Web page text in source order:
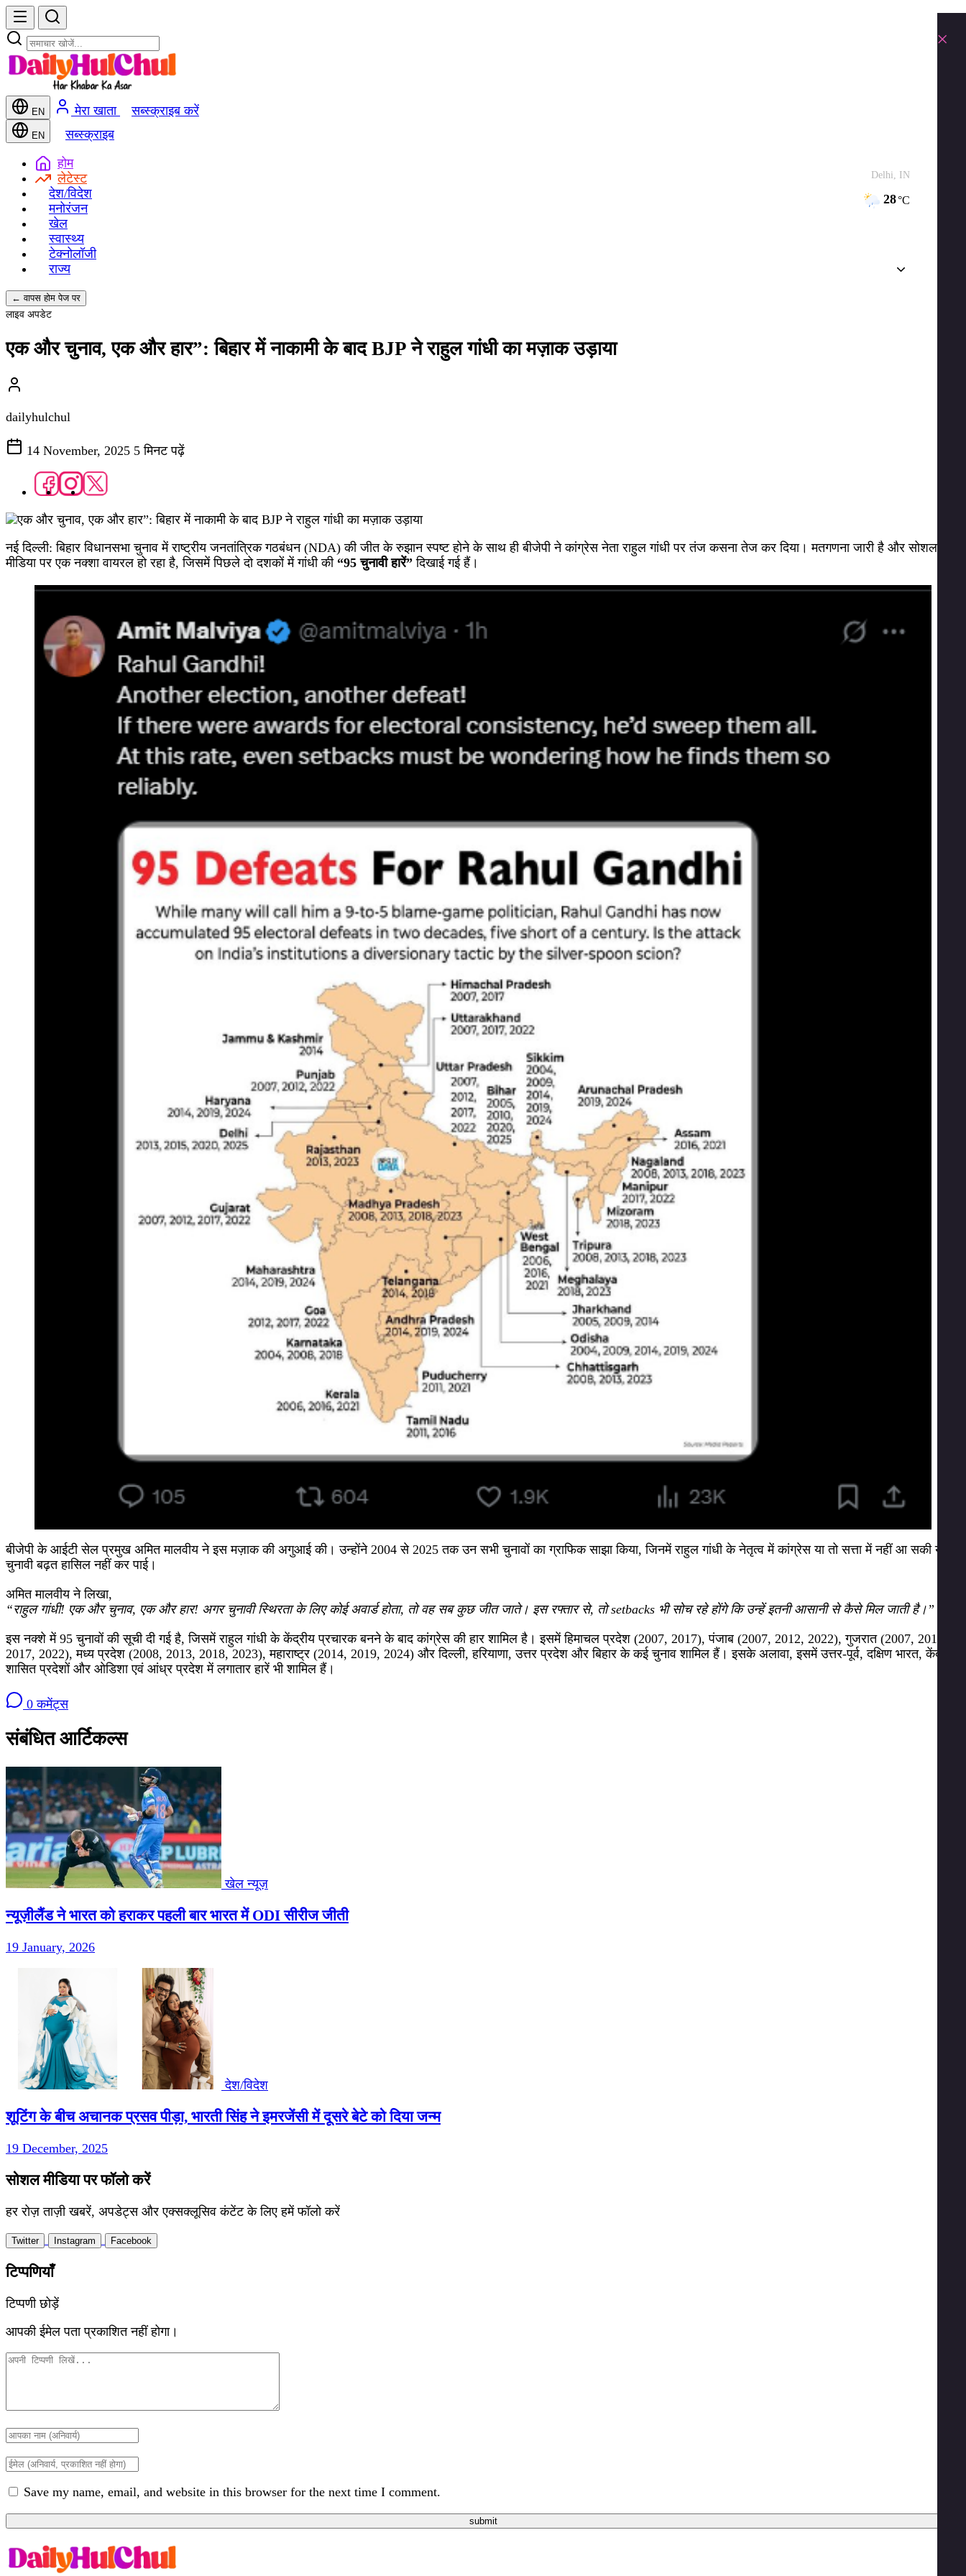
EN मेरा खाता सब्स्क्राइब करें
EN सब्स्क्राइब
Delhi, IN
28°C
होम
लेटेस्ट
देश/विदेश
मनोरंजन
खेल
स्वास्थ्य
टेक्नोलॉजी
राज्य
← वापस होम पेज पर
लाइव अपडेट
एक और चुनाव, एक और हार”: बिहार में नाकामी के बाद BJP ने राहुल गांधी का मज़ाक उड़ाया
dailyhulchul
14 November, 2025 5 मिनट पढ़ें
नई दिल्ली: बिहार विधानसभा चुनाव में राष्ट्रीय जनतांत्रिक गठबंधन (NDA) की जीत के रुझान स्पष्ट होने के साथ ही बीजेपी ने कांग्रेस नेता राहुल गांधी पर तंज कसना तेज कर दिया। मतगणना जारी है और सोशल
मीडिया पर एक नक्शा वायरल हो रहा है, जिसमें पिछले दो दशकों में गांधी की “95 चुनावी हारें” दिखाई गई हैं।
बीजेपी के आईटी सेल प्रमुख अमित मालवीय ने इस मज़ाक की अगुआई की। उन्होंने 2004 से 2025 तक उन सभी चुनावों का ग्राफिक साझा किया, जिनमें राहुल गांधी के नेतृत्व में कांग्रेस या तो सत्ता में नहीं आ सकी या
चुनावी बढ़त हासिल नहीं कर पाई।
अमित मालवीय ने लिखा,
“राहुल गांधी! एक और चुनाव, एक और हार! अगर चुनावी स्थिरता के लिए कोई अवार्ड होता, तो वह सब कुछ जीत जाते। इस रफ्तार से, तो setbacks भी सोच रहे होंगे कि उन्हें इतनी आसानी से कैसे मिल जाती है।”
इस नक्शे में 95 चुनावों की सूची दी गई है, जिसमें राहुल गांधी के केंद्रीय प्रचारक बनने के बाद कांग्रेस की हार शामिल है। इसमें हिमाचल प्रदेश (2007, 2017), पंजाब (2007, 2012, 2022), गुजरात (2007, 2012,
2017, 2022), मध्य प्रदेश (2008, 2013, 2018, 2023), महाराष्ट्र (2014, 2019, 2024) और दिल्ली, हरियाणा, उत्तर प्रदेश और बिहार के कई चुनाव शामिल हैं। इसके अलावा, इसमें उत्तर-पूर्व, दक्षिण भारत, केंद्र
शासित प्रदेशों और ओडिशा एवं आंध्र प्रदेश में लगातार हारें भी शामिल हैं।
0 कमेंट्स
संबंधित आर्टिकल्स
खेल न्यूज़
न्यूज़ीलैंड ने भारत को हराकर पहली बार भारत में ODI सीरीज जीती
19 January, 2026
देश/विदेश
शूटिंग के बीच अचानक प्रसव पीड़ा, भारती सिंह ने इमरजेंसी में दूसरे बेटे को दिया जन्म
19 December, 2025
सोशल मीडिया पर फॉलो करें
हर रोज़ ताज़ी खबरें, अपडेट्स और एक्सक्लूसिव कंटेंट के लिए हमें फॉलो करें
Twitter Instagram Facebook
टिप्पणियाँ
टिप्पणी छोड़ें
आपकी ईमेल पता प्रकाशित नहीं होगा।
Save my name, email, and website in this browser for the next time I comment.
submit
×